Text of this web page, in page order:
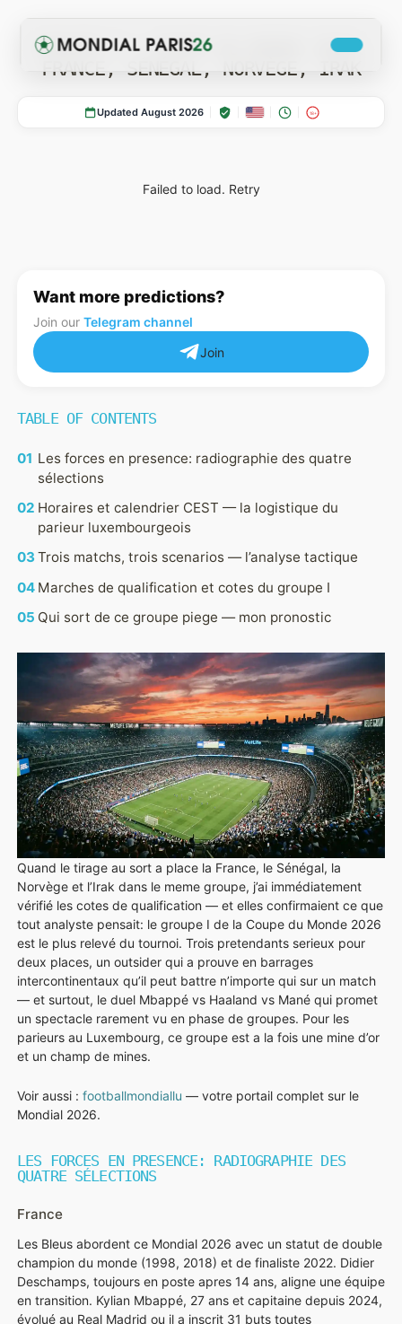
PARIS PRONOSTICS
STADES FAQ
GROUPE I — COUPE DU MONDE 2026:
FRANCE, SÉNÉGAL, NORVÈGE, IRAK
Updated August 2026 18+
Failed to load. Retry
Want more predictions?
Join our Telegram channel
Join
TABLE OF CONTENTS
Les forces en presence: radiographie des quatre
sélections
Horaires et calendrier CEST — la logistique du
parieur luxembourgeois
Trois matchs, trois scenarios — l’analyse tactique
Marches de qualification et cotes du groupe I
Qui sort de ce groupe piege — mon pronostic
Quand le tirage au sort a place la France, le Sénégal, la
Norvège et l’Irak dans le meme groupe, j’ai immédiatement
vérifié les cotes de qualification — et elles confirmaient ce que
tout analyste pensait: le groupe I de la Coupe du Monde 2026
est le plus relevé du tournoi. Trois pretendants serieux pour
deux places, un outsider qui a prouve en barrages
intercontinentaux qu’il peut battre n’importe qui sur un match
— et surtout, le duel Mbappé vs Haaland vs Mané qui promet
un spectacle rarement vu en phase de groupes. Pour les
parieurs au Luxembourg, ce groupe est a la fois une mine d’or
et un champ de mines.
Voir aussi : footballmondiallu — votre portail complet sur le
Mondial 2026.
LES FORCES EN PRESENCE: RADIOGRAPHIE DES
QUATRE SÉLECTIONS
France
Les Bleus abordent ce Mondial 2026 avec un statut de double
champion du monde (1998, 2018) et de finaliste 2022. Didier
Deschamps, toujours en poste apres 14 ans, aligne une équipe
en transition. Kylian Mbappé, 27 ans et capitaine depuis 2024,
évolué au Real Madrid ou il a inscrit 31 buts toutes